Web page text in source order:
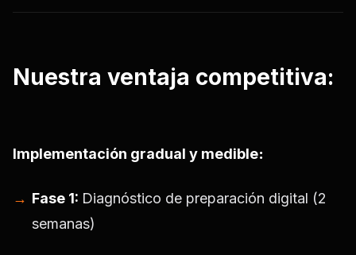
Nuestra ventaja competitiva:
Implementación gradual y medible:
Fase 1: Diagnóstico de preparación digital (2
semanas)